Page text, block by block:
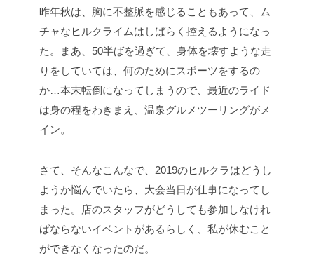
昨年秋は、胸に不整脈を感じることもあって、ム
チャなヒルクライムはしばらく控えるようになっ
た。まあ、50半ばを過ぎて、身体を壊すような走
りをしていては、何のためにスポーツをするの
か…本末転倒になってしまうので、最近のライド
は身の程をわきまえ、温泉グルメツーリングがメ
イン。
さて、そんなこんなで、2019のヒルクラはどうし
ようか悩んでいたら、大会当日が仕事になってし
まった。店のスタッフがどうしても参加しなけれ
ばならないイベントがあるらしく、私が休むこと
ができなくなったのだ。